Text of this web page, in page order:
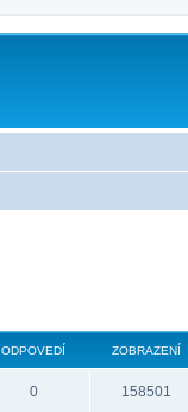
ODPOVEDÍ ZOBRAZENÍ
0 158501